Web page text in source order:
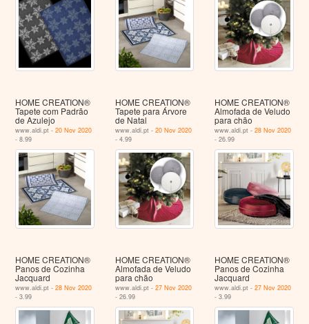
HOME CREATION®
Tapete com Padrão
de Azulejo
www.aldi.pt -20 Nov 2020
- 8.99
HOME CREATION®
Tapete para Árvore
de Natal
www.aldi.pt - 20 Nov 2020
- 4.99
HOME CREATION®
Almofada de Veludo
para chão
www.aldi.pt -28 Nov 2020
- 26.99
HOME CREATION®
Panos de Cozinha
Jacquard
www.aldi.pt -28 Nov 2020
- 3.99
HOME CREATION®
Almofada de Veludo
para chão
www.aldi.pt - 27 Nov 2020
- 26.99
HOME CREATION®
Panos de Cozinha
Jacquard
www.aldi.pt -27 Nov 2020
- 3.99